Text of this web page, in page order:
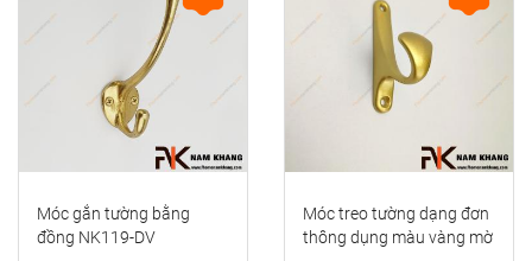
Móc gắn tường bằng
đồng NK119-DV
Móc treo tường dạng đơn
thông dụng màu vàng mờ